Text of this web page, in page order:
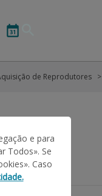
de Reprodutores
|
e para
Todos». Se
Caso